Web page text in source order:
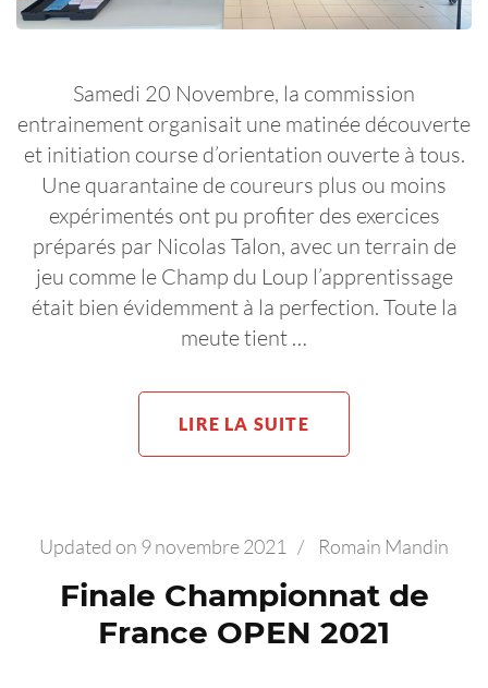
Samedi 20 Novembre, la commission
entrainement organisait une matinée découverte
et initiation course d’orientation ouverte à tous.
Une quarantaine de coureurs plus ou moins
expérimentés ont pu profiter des exercices
préparés par Nicolas Talon, avec un terrain de
jeu comme le Champ du Loup l’apprentissage
était bien évidemment à la perfection. Toute la
meute tient …
LIRE LA SUITE
Updated on 9 novembre 2021 / Romain Mandin
Finale Championnat de
France OPEN 2021